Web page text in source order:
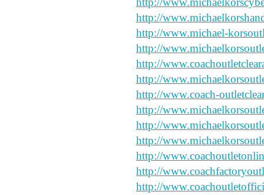
http://
http://www.michael-
http://
http://
http://
http://www.coach-
http://
http://
http://
http://
http://
http://